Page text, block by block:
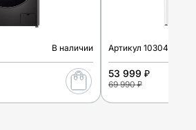
В наличии Артикул 103046
53 999 ₽
69 990 ₽